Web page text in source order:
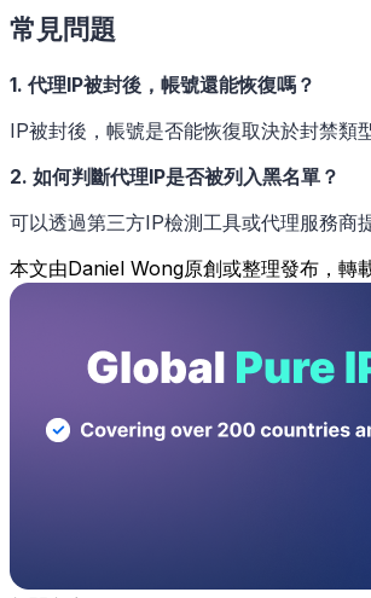
常見問題
1. 代理IP被封後，帳號還能恢復嗎？
IP被封後，帳號是否能恢復取決於封禁類
2. 如何判斷代理IP是否被列入黑名單？
可以透過第三方IP檢測工具或代理服務商
本文由Daniel Wong原創或整理發布，